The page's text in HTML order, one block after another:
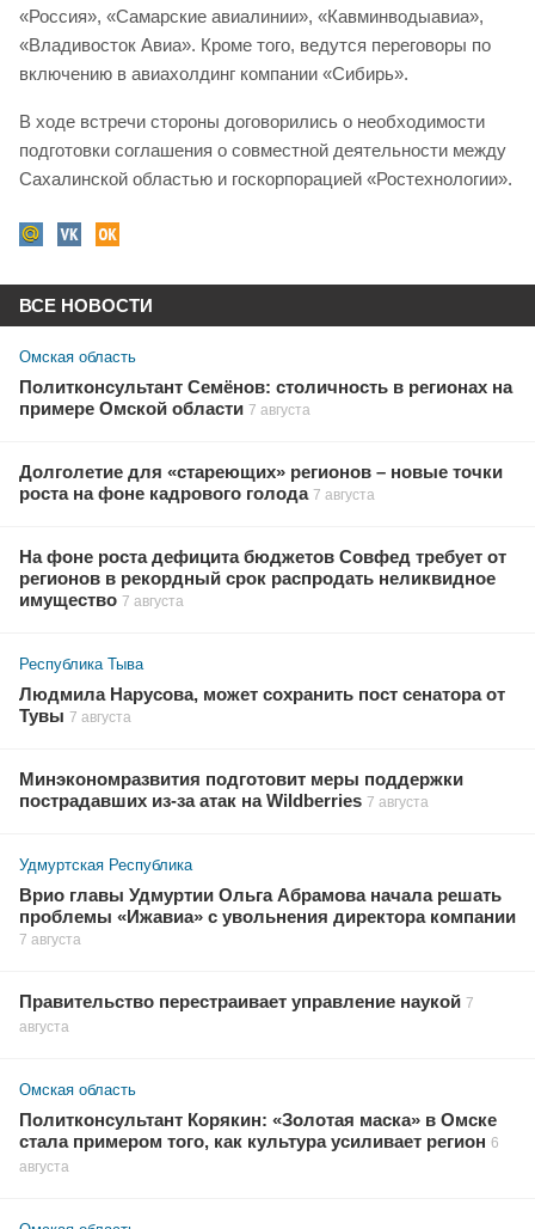
«Россия», «Самарские авиалинии», «Кавминводыавиа»,
«Владивосток Авиа». Кроме того, ведутся переговоры по
включению в авиахолдинг компании «Сибирь».
В ходе встречи стороны договорились о необходимости
подготовки соглашения о совместной деятельности между
Сахалинской областью и госкорпорацией «Ростехнологии».
ВСЕ НОВОСТИ
Омская область
Политконсультант Семёнов: столичность в регионах на
примере Омской области 7 августа
Долголетие для «стареющих» регионов – новые точки
роста на фоне кадрового голода 7 августа
На фоне роста дефицита бюджетов Совфед требует от
регионов в рекордный срок распродать неликвидное
имущество 7 августа
Республика Тыва
Людмила Нарусова, может сохранить пост сенатора от
Тувы 7 августа
Минэкономразвития подготовит меры поддержки
пострадавших из-за атак на Wildberries 7 августа
Удмуртская Республика
Врио главы Удмуртии Ольга Абрамова начала решать
проблемы «Ижавиа» с увольнения директора компании
7 августа
Правительство перестраивает управление наукой 7
августа
Омская область
Политконсультант Корякин: «Золотая маска» в Омске
стала примером того, как культура усиливает регион 6
августа